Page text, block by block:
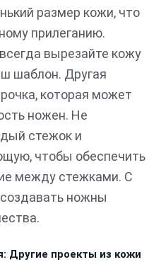
размер кожи, что
прилеганию.
вырезайте кожу
шаблон. Другая
которая может
ножен. Не
стежок и
чтобы обеспечить
между стежками. С
ножны
Другие проекты из кожи